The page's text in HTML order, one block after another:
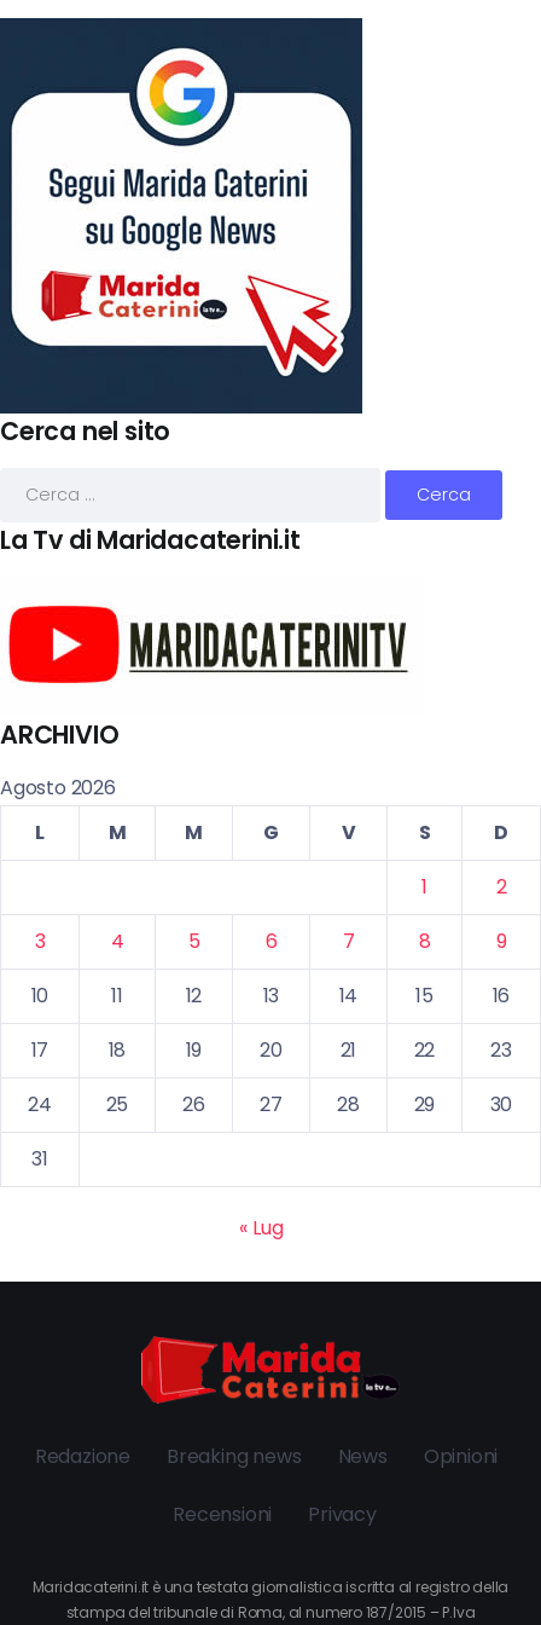
Cerca nel sito
La Tv di Maridacaterini.it
ARCHIVIO
Agosto 2026
L
M M G V S
D
1
2
3
4 5 6 7 8
9
10
11 12 13 14 15
16
17
18 19 20 21 22
23
24
25 26 27 28 29
30
31
« Lug
Redazione Breaking news News Opinioni
Recensioni Privacy
Maridacaterini.it è una testata giornalistica iscritta al registro della
stampa del tribunale di Roma, al numero 187/2015 – P.Iva